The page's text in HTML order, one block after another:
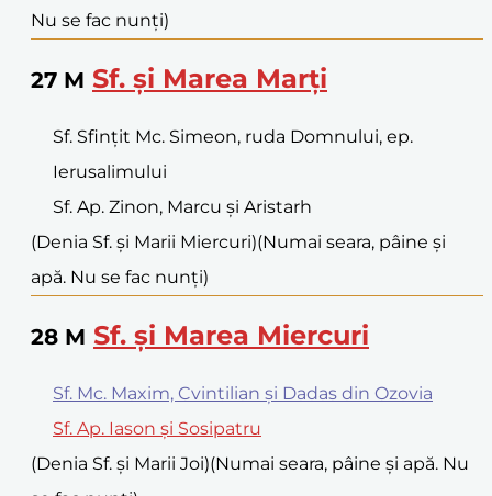
Nu se fac nunți)
27 M Sf. și Marea Marți
Sf. Sfințit Mc. Simeon, ruda Domnului, ep.
Ierusalimului
Sf. Ap. Zinon, Marcu și Aristarh
(Denia Sf. și Marii Miercuri)(Numai seara, pâine și
apă. Nu se fac nunți)
28 M Sf. și Marea Miercuri
Sf. Mc. Maxim, Cvintilian și Dadas din Ozovia
Sf. Ap. Iason și Sosipatru
(Denia Sf. și Marii Joi)(Numai seara, pâine și apă. Nu